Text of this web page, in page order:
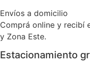
Envíos a domicilio
Comprá online y recibí
y Zona Este.
Estacionamiento